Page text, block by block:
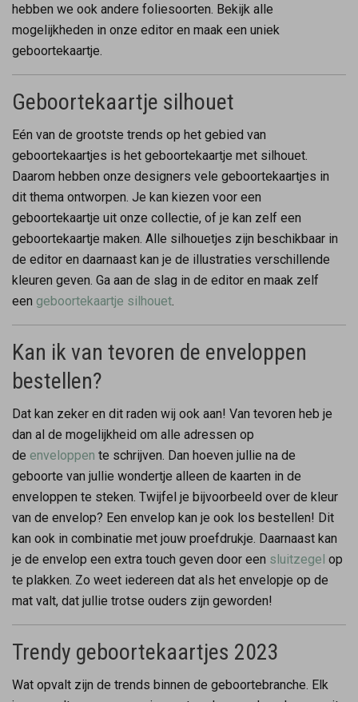
hebben we ook andere foliesoorten. Bekijk alle
mogelijkheden in onze editor en maak een uniek
geboortekaartje.
Geboortekaartje silhouet
Eén van de grootste trends op het gebied van
geboortekaartjes is het geboortekaartje met silhouet.
Daarom hebben onze designers vele geboortekaartjes in
dit thema ontworpen. Je kan kiezen voor een
geboortekaartje uit onze collectie, of je kan zelf een
geboortekaartje maken. Alle silhouetjes zijn beschikbaar in
de editor en daarnaast kan je de illustraties verschillende
kleuren geven. Ga aan de slag in de editor en maak zelf
een geboortekaartje silhouet
Kan ik van tevoren de enveloppen
bestellen?
Dat kan zeker en dit raden wij ook aan! Van tevoren heb je
dan al de mogelijkheid om alle adressen op
de enveloppen te schrijven. Dan hoeven jullie na de
geboorte van jullie wondertje alleen de kaarten in de
enveloppen te steken. Twijfel je bijvoorbeeld over de kleur
van de envelop? Een envelop kan je ook los bestellen! Dit
kan ook in combinatie met jouw proefdrukje. Daarnaast kan
je de envelop een extra touch geven door een sluitzegel op
te plakken. Zo weet iedereen dat als het envelopje op de
mat valt, dat jullie trotse ouders zijn geworden!
Trendy geboortekaartjes 2023
Wat opvalt zijn de trends binnen de geboortebranche. Elk